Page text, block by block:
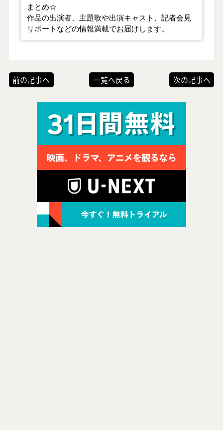
まとめ☆
作品の出演者、主題歌や出演キャスト、記者会見
リポートなどの情報満載でお届けします。
前の記事へ 一覧へ戻る 次の記事へ